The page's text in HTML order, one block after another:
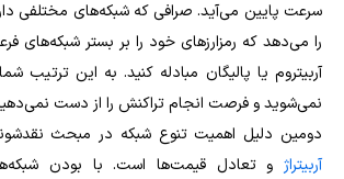
سرعت پایین میآید. صرافی که شبکه‌های مختلفی
را می‌دهد که رمزارزهای خود را بر بستر شبکه‌های
آربیتروم یا پالیگان مبادله کنید. به این ترتیب
نمی‌شوید و فرصت انجام تراکنش را از دست
دومین دلیل اهمیت تنوع شبکه در مبحث
آربیتراژ و تعادل قیمت‌ها است. با بودن